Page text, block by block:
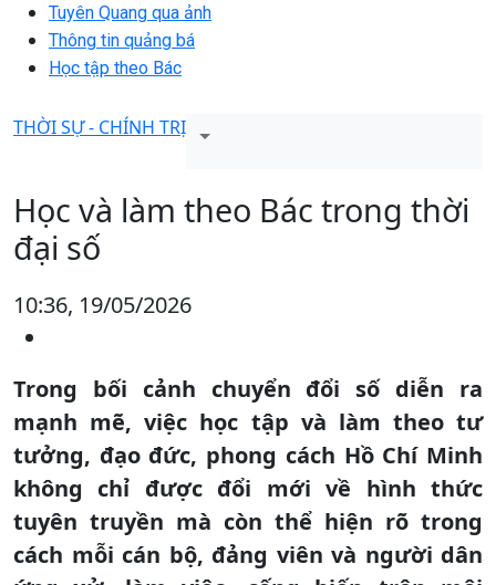
Tuyên Quang qua ảnh
Thông tin quảng bá
Học tập theo Bác
THỜI SỰ - CHÍNH TRỊ
Học và làm theo Bác trong thời
đại số
10:36, 19/05/2026
Trong bối cảnh chuyển đổi số diễn ra
mạnh mẽ, việc học tập và làm theo tư
tưởng, đạo đức, phong cách Hồ Chí Minh
không chỉ được đổi mới về hình thức
tuyên truyền mà còn thể hiện rõ trong
cách mỗi cán bộ, đảng viên và người dân